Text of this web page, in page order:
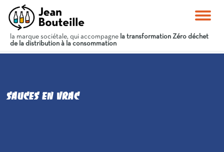
la marque sociétale, qui accompagne la transformation Zéro déchet
de la distribution à la consommation
sauces en vrac